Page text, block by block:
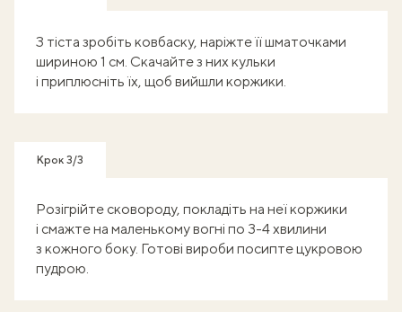
З тіста зробіть ковбаску, наріжте її шматочками
шириною 1 см. Скачайте з них кульки
і приплюсніть їх, щоб вийшли коржики.
Крок 3/3
Розігрійте сковороду, покладіть на неї коржики
і смажте на маленькому вогні по 3-4 хвилини
з кожного боку. Готові вироби посипте цукровою
пудрою.